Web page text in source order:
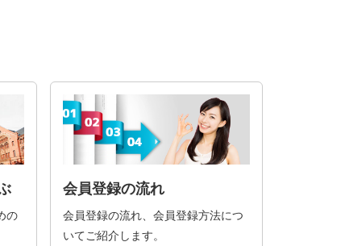
の
会員登録の流れ
会員登録の流れ、会員登録方法につ
いてご紹介します。